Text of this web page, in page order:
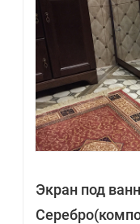
Экран под